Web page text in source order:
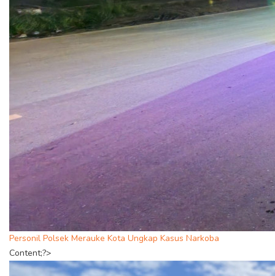
Personil Polsek Merauke Kota Ungkap Kasus Narkoba
Content;?>